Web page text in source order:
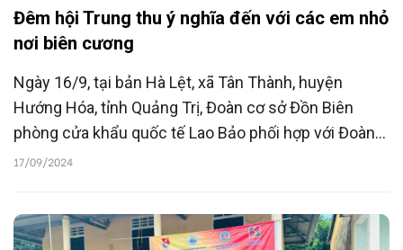
Đêm hội Trung thu ý nghĩa đến với các em nhỏ
nơi biên cương
Ngày 16/9, tại bản Hà Lệt, xã Tân Thành, huyện
Hướng Hóa, tỉnh Quảng Trị, Đoàn cơ sở Đồn Biên
phòng cửa khẩu quốc tế Lao Bảo phối hợp với Đoàn
cơ sở xã Tân Thành tổ chức chương trình Trung thu
17/09/2024